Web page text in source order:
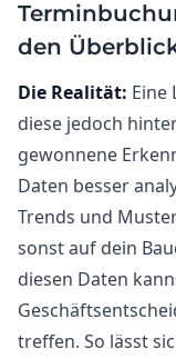
den
Die Realität: Eine
diese jedoch
gewonnene
Daten besser
Trends und
sonst auf dein
diesen Daten
treffen. So lässt